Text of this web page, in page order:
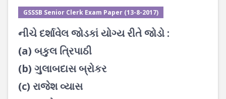
GSSSB Senior Clerk Exam Paper (13-8-2017)
નીચે દર્શાવેલ જોડકાં યોગ્ય રીતે જોડો :
(a) બકુલ ત્રિપાઠી
(b) ગુલાબદાસ બ્રોકર
(c) રાજેશ વ્યાસ